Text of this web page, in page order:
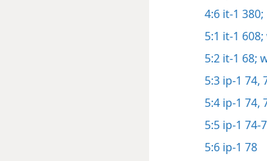
4:6 it-1 380;
5:1 it-1 608;
5:2 it-1 68;
5:3 ip-1 74,
5:4 ip-1 74,
5:5 ip-1 74-
5:6 ip-1 78